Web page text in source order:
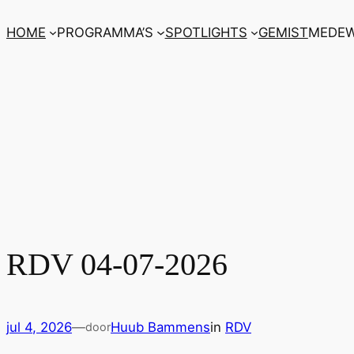
naar
HOME PROGRAMMA’S SPOTLIGHTS GEMIST
RDV 04-07-2026
jul 4, 2026—doorHuub Bammensin RDV